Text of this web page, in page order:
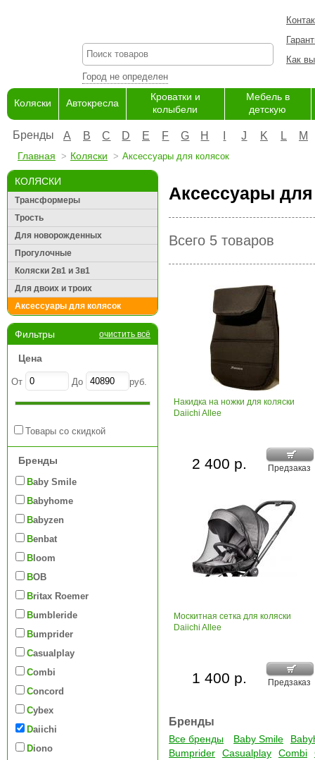
Город не определен
Как
Коляски Автокресла
Кроватки и
колыбели
Мебель в
детскую
Бренды A B C D E F G H J K L M
Главная Коляски Аксессуары для колясок
КОЛЯСКИ
Трансформеры
Трость
Для новорожденных
Прогулочные
Коляски 2в1 и 3в1
Для двоих и троих
Аксессуары для колясок
Фильтры очистить всё
Цена
От До руб.
Товары со скидкой
Бренды
Baby Smile
Babyhome
Babyzen
Benbat
Bloom
BOB
Britax Roemer
Bumbleride
Bumprider
Casualplay
Combi
Concord
Cybex
Daiichi
Diono
Аксессуары для
Всего 5 товаров
Накидка на ножки для коляски
Daiichi Allee
Предзаказ
2 400 р.
Москитная сетка для коляски
Daiichi Allee
Предзаказ
1 400 р.
Бренды
Все бренды Baby Smile
Bumprider
Casualplay Combi